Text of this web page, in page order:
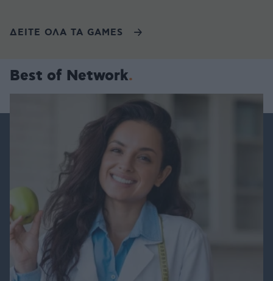
ΔΕΙΤΕ ΟΛΑ ΤΑ GAMES
Best of Network